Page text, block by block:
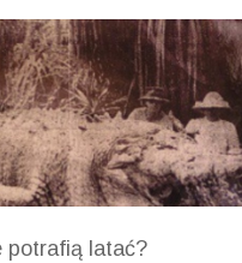
potrafią latać?